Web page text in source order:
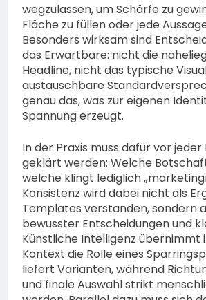
wegzulassen, um Schärfe zu
Fläche zu füllen oder jede
Besonders wirksam sind
das Erwartbare: nicht die
Headline, nicht das typische
austauschbare
genau das, was zur eigenen
Spannung erzeugt.
In der Praxis muss dafür vor
geklärt werden: Welche
welche klingt lediglich
Konsistenz wird dabei nicht als
Templates verstanden, sondern
bewusster Entscheidungen und
Künstliche Intelligenz übernimmt
Kontext die Rolle eines
liefert Varianten, während
und finale Auswahl strikt